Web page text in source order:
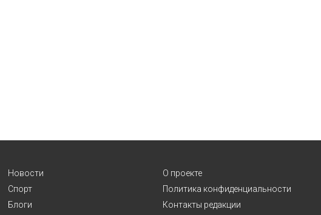
Новости
Спорт
Блоги
О проекте
Политика конфиденциальности
Контакты редакции